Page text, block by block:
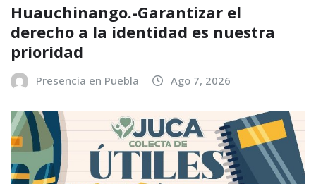
Huauchinango.-Garantizar el
derecho a la identidad es nuestra
prioridad
Presencia en Puebla Ago 7, 2026